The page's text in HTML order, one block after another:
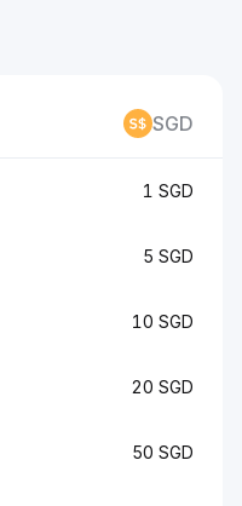
SGD
1 SGD
5 SGD
10 SGD
20 SGD
50 SGD